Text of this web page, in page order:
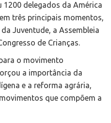
1200 delegados da América
três principais momentos,
Juventude, a Assembleia
de Crianças.
o movimento
a importância da
e a reforma agrária,
que compõem a